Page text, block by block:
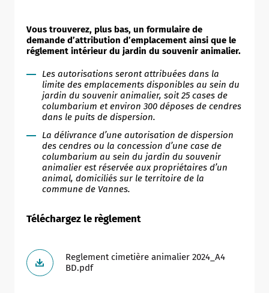
Vous trouverez, plus bas, un formulaire de
demande d’attribution d’emplacement ainsi que le
réglement intérieur du jardin du souvenir animalier.
Les autorisations seront attribuées dans la
limite des emplacements disponibles au sein du
jardin du souvenir animalier, soit 25 cases de
columbarium et environ 300 déposes de cendres
dans le puits de dispersion.
La délivrance d’une autorisation de dispersion
des cendres ou la concession d’une case de
columbarium au sein du jardin du souvenir
animalier est réservée aux propriétaires d’un
animal, domiciliés sur le territoire de la
commune de Vannes.
Téléchargez le règlement
Reglement cimetière animalier 2024_A4
BD.pdf